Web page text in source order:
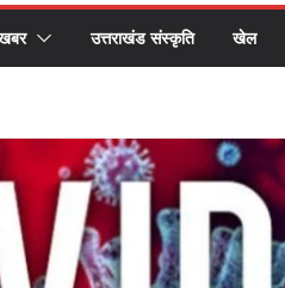
उत्तराखंड संस्कृति खेल